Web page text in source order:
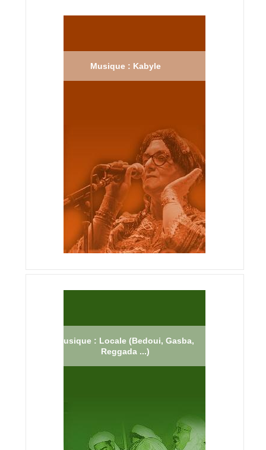
Musique : Kabyle
Musique : Locale (Bedoui, Gasba,
Reggada ...)